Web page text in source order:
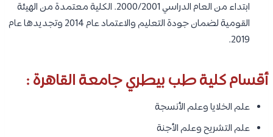
ابتداء من العام الدراسي 2000/2001. الكلية معتمدة من الهيئة
القومية لضمان جودة التعليم والاعتماد عام 2014 وتجديدها عام
2019.
أقسام كلية طب بيطري جامعة القاهرة :
علم الخلايا وعلم الأنسجة
علم التشريح وعلم الأجنة